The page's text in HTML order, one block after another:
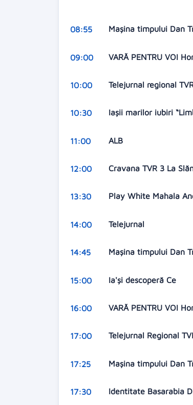
08:55 Mașina timpului Dan
09:00 VARĂ PENTRU VOI
10:00 Telejurnal regional
10:30 Iașii marilor iubiri
11:00 ALB
12:00 Cravana TVR 3 La
13:30 Play White Mahala
14:00 Telejurnal
14:45 Mașina timpului Dan
15:00 Ia'și descoperă Ce
16:00 VARĂ PENTRU VOI
17:00 Telejurnal Regional
17:25 Mașina timpului Dan
17:30 Identitate Basarabia